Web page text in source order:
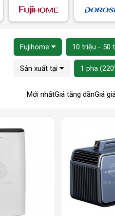
Fujihome 10 triệu - 50
Sản xuất tại 1 pha
Mới nhấtGiá tăng dầnGiá